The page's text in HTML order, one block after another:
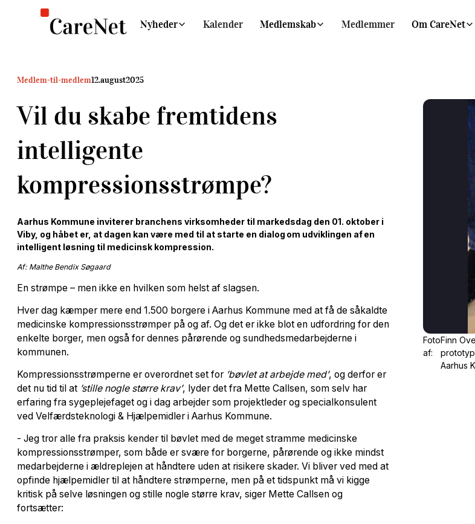
Nyheder Kalender Medlemskab Medlemmer Om CareNet
Medlem-til-medlem12.august2025
Vil du skabe fremtidens
intelligente
kompressionsstrømpe?
‍Aarhus Kommune inviterer branchens virksomheder til markedsdag den 01. oktober i
Viby, og håbet er, at dagen kan være med til at starte en dialog om udviklingen af en
intelligent løsning til medicinsk kompression.
Af: Malthe Bendix Søgaard
En strømpe – men ikke en hvilken som helst af slagsen.
Hver dag kæmper mere end 1.500 borgere i Aarhus Kommune med at få de såkaldte
medicinske kompressionsstrømper på og af. Og det er ikke blot en udfordring for den
enkelte borger, men også for dennes pårørende og sundhedsmedarbejderne i
kommunen.
Kompressionsstrømperne er overordnet set for ’bøvlet at arbejde med’, og derfor er
det nu tid til at ’stille nogle større krav’, lyder det fra Mette Callsen, som selv har
erfaring fra sygeplejefaget og i dag arbejder som projektleder og specialkonsulent
ved Velfærdsteknologi & Hjælpemidler i Aarhus Kommune.
- Jeg tror alle fra praksis kender til bøvlet med de meget stramme medicinske
kompressionsstrømper, som både er svære for borgerne, pårørende og ikke mindst
medarbejderne i ældreplejen at håndtere uden at risikere skader. Vi bliver ved med at
opfinde hjælpemidler til at håndtere strømperne, men på et tidspunkt må vi kigge
kritisk på selve løsningen og stille nogle større krav, siger Mette Callsen og
fortsætter:
Foto
af:
Finn
Aarhus